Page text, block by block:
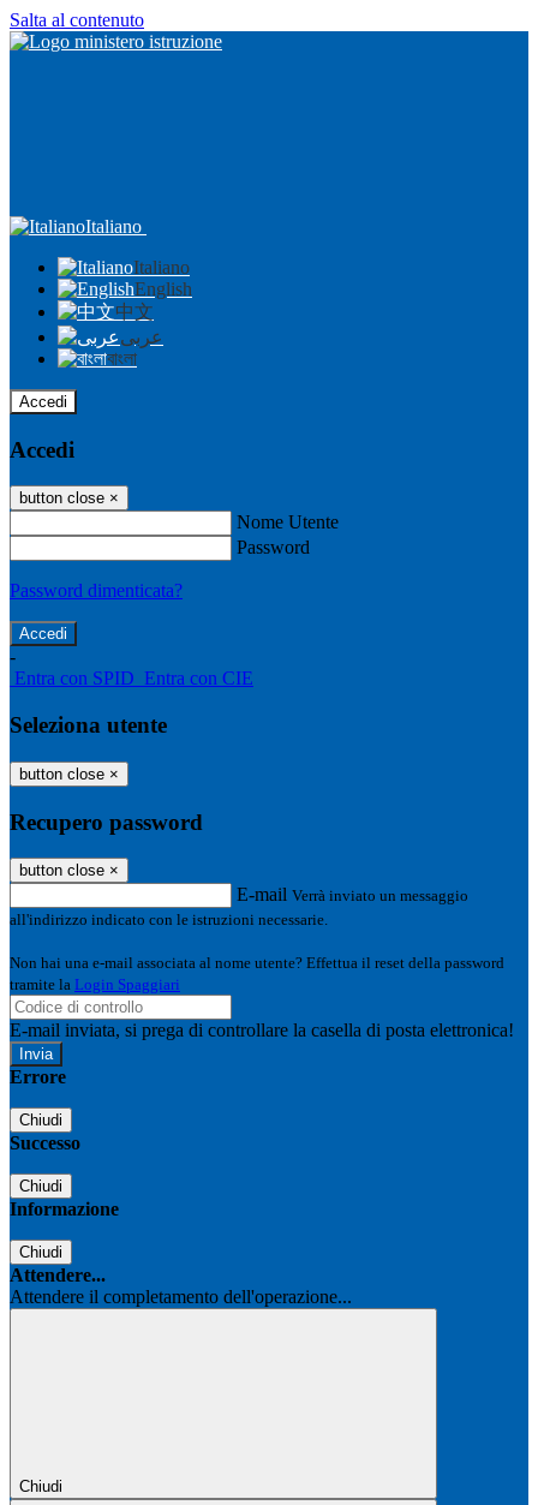
Salta al contenuto
Italiano
Italiano
English
中文
عربى
বাংলা
Accedi
Accedi
button close ×
Nome Utente
Password
Password dimenticata?
-
Entra con SPID Entra con CIE
Seleziona utente
button close ×
Recupero password
button close ×
E-mail Verrà inviato un messaggio
all'indirizzo indicato con le istruzioni necessarie.
Non hai una e-mail associata al nome utente? Effettua il reset della password
tramite la Login Spaggiari
E-mail inviata, si prega di controllare la casella di posta elettronica!
Errore
Chiudi
Successo
Chiudi
Informazione
Chiudi
Attendere...
Attendere il completamento dell'operazione...
Chiudi